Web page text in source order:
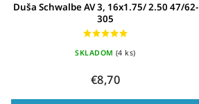
Duša Schwalbe AV 3, 16x1.75/ 2.50 47/62-
305
SKLADOM (4 ks)
€8,70